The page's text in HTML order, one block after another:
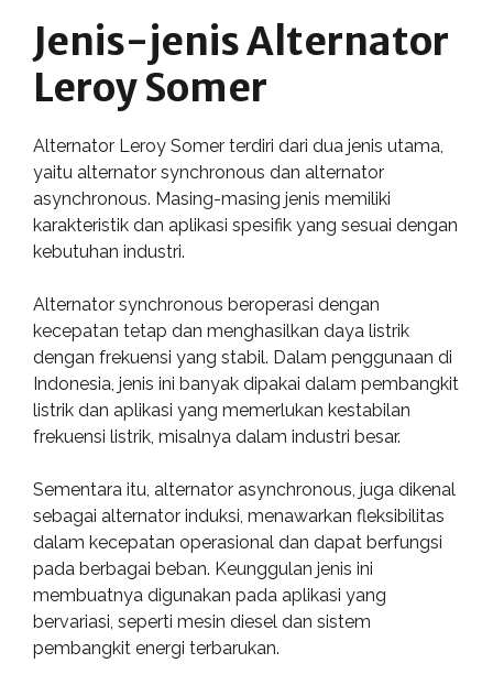
Jenis-jenis Alternator
Leroy Somer
Alternator Leroy Somer terdiri dari dua jenis utama,
yaitu alternator synchronous dan alternator
asynchronous. Masing-masing jenis memiliki
karakteristik dan aplikasi spesifik yang sesuai dengan
kebutuhan industri.
Alternator synchronous beroperasi dengan
kecepatan tetap dan menghasilkan daya listrik
dengan frekuensi yang stabil. Dalam penggunaan di
Indonesia, jenis ini banyak dipakai dalam pembangkit
listrik dan aplikasi yang memerlukan kestabilan
frekuensi listrik, misalnya dalam industri besar.
Sementara itu, alternator asynchronous, juga dikenal
sebagai alternator induksi, menawarkan fleksibilitas
dalam kecepatan operasional dan dapat berfungsi
pada berbagai beban. Keunggulan jenis ini
membuatnya digunakan pada aplikasi yang
bervariasi, seperti mesin diesel dan sistem
pembangkit energi terbarukan.